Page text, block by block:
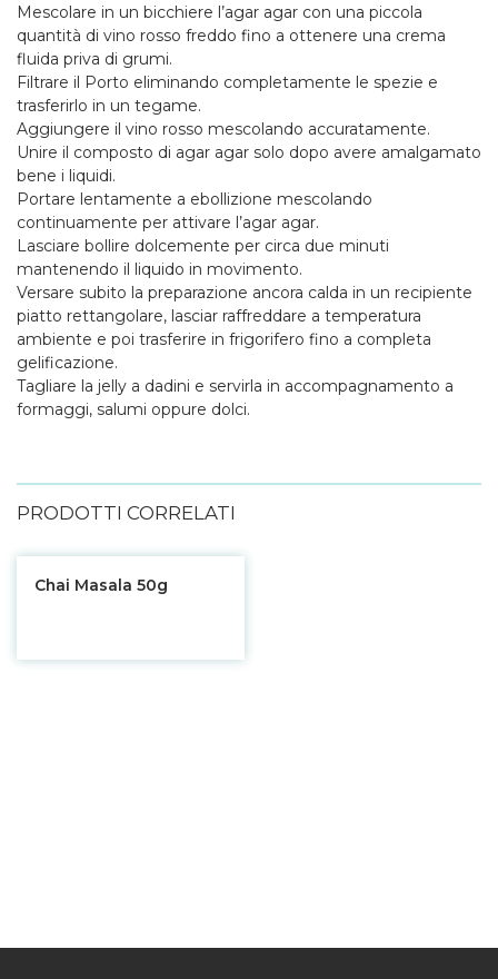
Mescolare in un bicchiere l’agar agar con una piccola
quantità di vino rosso freddo fino a ottenere una crema
fluida priva di grumi.
Filtrare il Porto eliminando completamente le spezie e
trasferirlo in un tegame.
Aggiungere il vino rosso mescolando accuratamente.
Unire il composto di agar agar solo dopo avere amalgamato
bene i liquidi.
Portare lentamente a ebollizione mescolando
continuamente per attivare l’agar agar.
Lasciare bollire dolcemente per circa due minuti
mantenendo il liquido in movimento.
Versare subito la preparazione ancora calda in un recipiente
piatto rettangolare, lasciar raffreddare a temperatura
ambiente e poi trasferire in frigorifero fino a completa
gelificazione.
Tagliare la jelly a dadini e servirla in accompagnamento a
formaggi, salumi oppure dolci.
PRODOTTI CORRELATI
Chai Masala 50g